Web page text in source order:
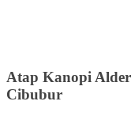
Atap Kanopi
Cibubur